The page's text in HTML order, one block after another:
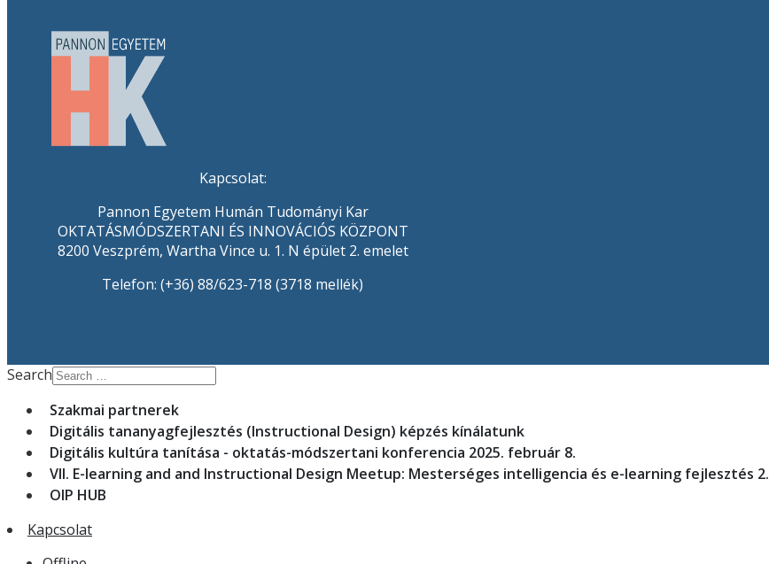
Kapcsolat:
Pannon Egyetem Humán Tudományi Kar
OKTATÁSMÓDSZERTANI ÉS INNOVÁCIÓS KÖZPONT
8200 Veszprém, Wartha Vince u. 1. N épület 2. emelet
Telefon: (+36) 88/623-718 (3718 mellék)
Search
Szakmai partnerek
Digitális tananyagfejlesztés (Instructional Design) képzés kínálatunk
Digitális kultúra tanítása - oktatás-módszertani konferencia 2025. február 8.
VII. E-learning and and Instructional Design Meetup: Mesterséges intelligencia és e-learning fejlesztés 2.
OIP HUB
Kapcsolat